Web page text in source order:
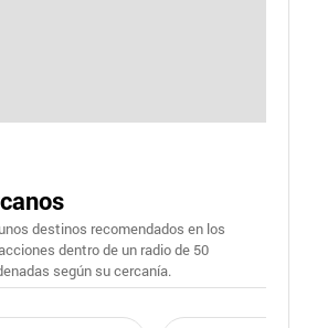
destinos recomendados en los
dentro de un radio de 50
según su cercanía.